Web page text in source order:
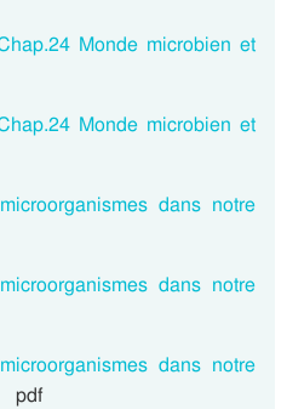
Monde microbien et
Monde microbien et
dans notre
dans notre
dans notre
pdf